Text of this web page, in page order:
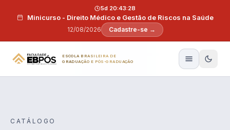
Minicurso - Direito Médico e Gestão de Riscos na Saúde
12/08/2026
5d 20:43:27
Cadastre-se →
ESCOLA BRASILEIRA DE
GRADUAÇÃO E PÓS-GRADUAÇÃO
CATÁLOGO